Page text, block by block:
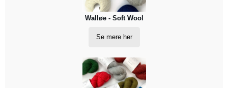
Walløe - Soft Wool
Se mere her